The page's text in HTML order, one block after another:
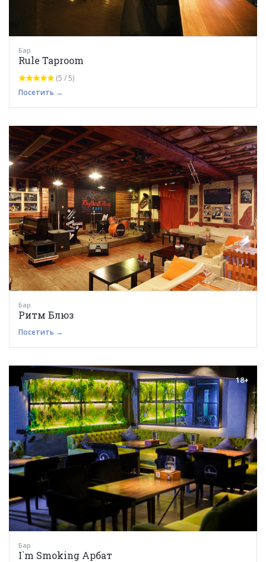
Бар
Rule Taproom
(5 / 5)
Посетить →
Бар
Ритм Блюз
Посетить →
18+
Бар
I`m Smoking Арбат